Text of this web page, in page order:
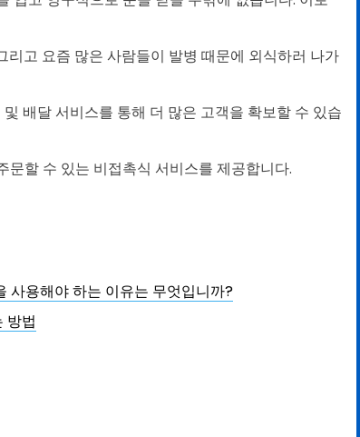
고 요즘 많은 사람들이 발병 때문에 외식하러 나가
배달 서비스를 통해 더 많은 고객을 확보할 수 있습
할 수 있는 비접촉식 서비스를 제공합니다.
사용해야 하는 이유는 무엇입니까?
방법